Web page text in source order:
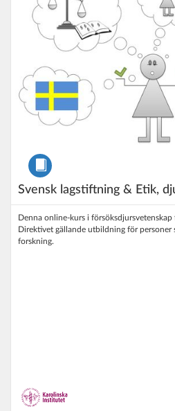
Svensk lagstiftning & Etik,
Kurs
Denna online-kurs i
Direktivet gällande utbildning för personer
forskning.